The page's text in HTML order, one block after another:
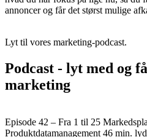
annoncer og får det størst mulige
Lyt til vores marketing-podcast.
Podcast - lyt med og
marketing
Episode 42 – Fra 1 til 25
Produktdatamanagement 46 min. lyd